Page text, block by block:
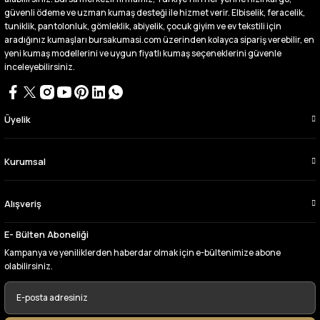
Buradan ikinci alışverişim ikisinden de çok
memnun kaldım teşekkürler.
Büşra Singeç | 02/07/2026
Bursa kumaş pazarından defalarca kumaş
aldım videoda anlatılıp gosterildigi gibi
uygun fiyatlarından ve kalitesinden dolayı
tercih ettiğim kumaşçi
Çok memnun kaldım,teşekkürler
A... Y... | 13/06/2026
Deneyimini Paylaş
güvenli ödeme ve uzman kumaş desteği ile hizmet verir. Elbiselik, feracelik,
tuniklik, pantolonluk, gömleklik, abiyelik, çocuk giyim ve ev tekstili için
aradığınız kumaşları bursakumasi.com üzerinden kolayca sipariş verebilir, en
yeni kumaş modellerini ve uygun fiyatlı kumaş seçeneklerini güvenle
inceleyebilirsiniz.
Üyelik
Kurumsal
Alışveriş
E- Bülten Aboneliği
Kampanya ve yeniliklerden haberdar olmak için e-bültenimize abone
olabilirsiniz.